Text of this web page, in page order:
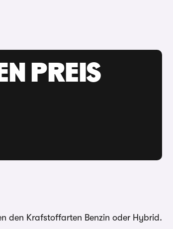
PREIS
den Krafstoffarten Benzin oder Hybrid.